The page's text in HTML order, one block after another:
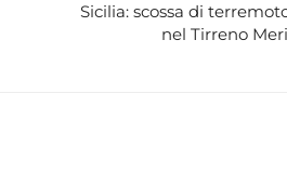
Sicilia: scossa di
nel Tirreno